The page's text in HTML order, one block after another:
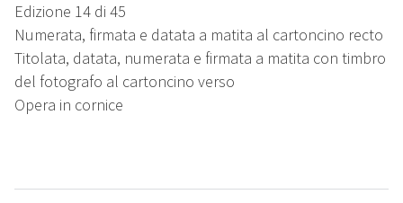
Edizione 14 di 45
Numerata, firmata e datata a matita al cartoncino recto
Titolata, datata, numerata e firmata a matita con timbro
del fotografo al cartoncino verso
Opera in cornice